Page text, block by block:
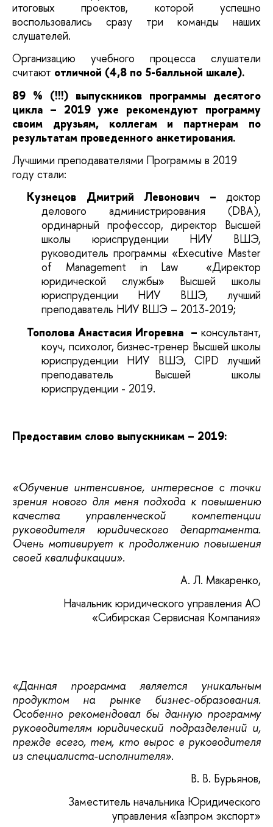
итоговых проектов, которой успешно
воспользовались сразу три команды наших
слушателей.
Организацию учебного процесса слушатели
считают отличной (4,8 по 5-балльной шкале).
89 % (!!!) выпускников программы десятого
цикла – 2019 уже рекомендуют программу
своим друзьям, коллегам и партнерам по
результатам проведенного анкетирования.
Лучшими преподавателями Программы в 2019
году стали:
Кузнецов Дмитрий Левонович – доктор
делового администрирования (DBA),
ординарный профессор, директор Высшей
школы юриспруденции НИУ ВШЭ,
руководитель программы «Executive Master
of Management in Law «Директор
юридической службы» Высшей школы
юриспруденции НИУ ВШЭ, лучший
преподаватель НИУ ВШЭ – 2013-2019;
Тополова Анастасия Игоревна – консультант,
коуч, психолог, бизнес-тренер Высшей школы
юриспруденции НИУ ВШЭ, CIPD лучший
преподаватель Высшей школы
юриспруденции - 2019.
Предоставим слово выпускникам – 2019:
«Обучение интенсивное, интересное с точки
зрения нового для меня подхода к повышению
качества управленческой компетенции
руководителя юридического департамента.
Очень мотивирует к продолжению повышения
своей квалификации».
А. Л. Макаренко,
Начальник юридического управления АО
«Сибирская Сервисная Компания»
«Данная программа является уникальным
продуктом на рынке бизнес-образования.
Особенно рекомендовал бы данную программу
руководителям юридический подразделений и,
прежде всего, тем, кто вырос в руководителя
из специалиста-исполнителя».
В. В. Бурьянов,
Заместитель начальника Юридического
управления «Газпром экспорт»